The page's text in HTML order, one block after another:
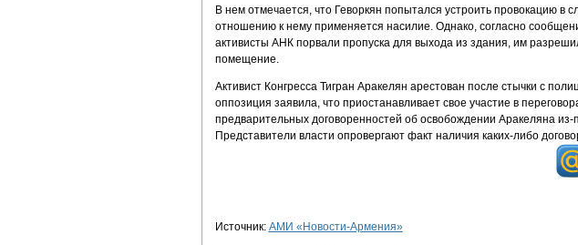
В нем отмечается, что Геворкян попытался устроить провокацию в
отношению к нему применяется насилие. Однако, согласно
активисты АНК порвали пропуска для выхода из здания, им
помещение.
Активист Конгресса Тигран Аракелян арестован после стычки с
оппозиция заявила, что приостанавливает свое участие в
предварительных договоренностей об освобождении Аракеляна
Представители власти опровергают факт наличия каких-либо
Источник: АМИ «Новости-Армения»